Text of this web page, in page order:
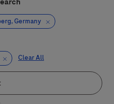
Germany
Clear All